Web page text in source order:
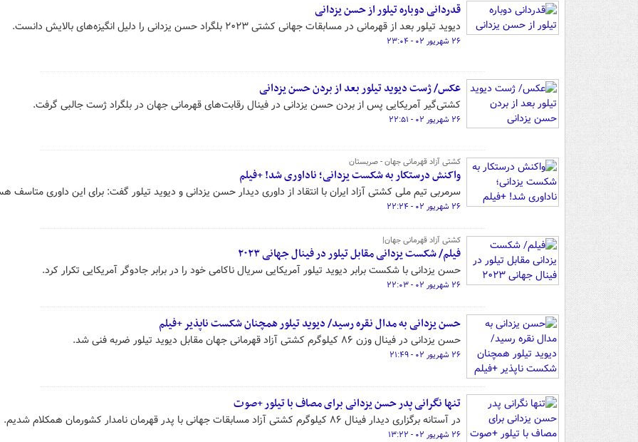
قدردانی دوباره تیلور از حسن یزدانی
دیوید تیلور بعد از قهرمانی در مسابقات جهانی کشتی ۲۰۲۳ بلگراد حسن یزدانی را دلیل انگیزه‌های بالایش دانست.
۲۶ شهریور ۰۲ - ۲۳:۰۴
عکس/ ژست دیوید تیلور بعد از بردن حسن یزدانی
کشتی‌گیر آمریکایی پس از بردن حسن یزدانی در فینال رقابت‌های قهرمانی جهان در بلگراد ژست جالبی گرفت.
۲۶ شهریور ۰۲ - ۲۲:۵۱
کشتی آزاد قهرمانی جهان - صربستان
واکنش درستکار به شکست یزدانی؛ ناداوری شد! +فیلم
سرمربی تیم ملی کشتی آزاد ایران با انتقاد از داوری دیدار حسن یزدانی و دیوید تیلور گفت: برای این داوری متاسف
۲۶ شهریور ۰۲ - ۲۲:۲۴
کشتی آزاد قهرمانی جهان|
فیلم/ شکست یزدانی مقابل تیلور در فینال جهانی ۲۰۲۳
حسن یزدانی با شکست برابر دیوید تیلور آمریکایی سریال ناکامی خود را در برابر جادوگر آمریکایی تکرار کرد.
۲۶ شهریور ۰۲ - ۲۲:۰۳
حسن یزدانی به مدال نقره رسید/ دیوید تیلور همچنان شکست ناپذیر +فیلم
حسن یزدانی در فینال وزن ۸۶ کیلوگرم کشتی آزاد قهرمانی جهان مقابل دیوید تیلور ضربه فنی شد.
۲۶ شهریور ۰۲ - ۲۱:۴۹
تنها نگرانی پدر حسن یزدانی برای مصاف با تیلور +صوت
در آستانه برگزاری دیدار فینال ۸۶ کیلوگرم کشتی آزاد مسابقات جهانی با پدر قهرمان نامدار کشورمان همکلام شدیم.
۲۶ شهریور ۰۲ - ۱۳:۲۲